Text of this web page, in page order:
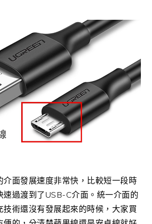
介面發展速度非常快，比較短一段時
速過渡到了USB-C介面。統一介面的
技術還沒有發展起來的時候，大家買